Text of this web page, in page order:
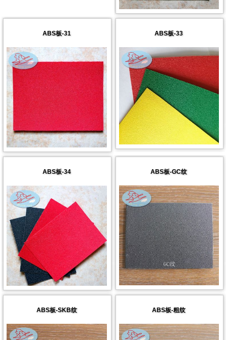
ABS板-31 ABS板-33
ABS板-34 ABS板-GC纹
ABS板-SKB纹 ABS板-粗纹